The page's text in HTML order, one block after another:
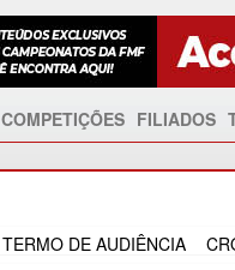
COMPETIÇÕES FILIADOS
TERMO DE AUDIÊNCIA